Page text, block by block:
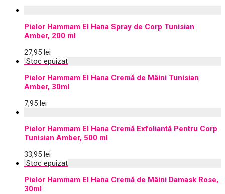
Pielor Hammam El Hana Spray de Corp Tunisian
Amber, 200 ml
27,95 lei
Pielor Hammam El Hana Cremă de Mâini Tunisian
Amber, 30ml
7,95 lei
Pielor Hammam El Hana Cremă Exfoliantă Pentru Corp
Tunisian Amber, 500 ml
33,95 lei
Pielor Hammam El Hana Cremă de Mâini Damask Rose,
30ml